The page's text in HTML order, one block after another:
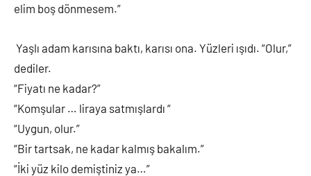
elim boş dönmesem.”
Yaşlı adam karısına baktı, karısı ona. Yüzleri ışıdı. “Olur,”
dediler.
“Fiyatı ne kadar?”
“Komşular … liraya satmışlardı “
“Uygun, olur.”
“Bir tartsak, ne kadar kalmış bakalım.”
“İki yüz kilo demiştiniz ya…”